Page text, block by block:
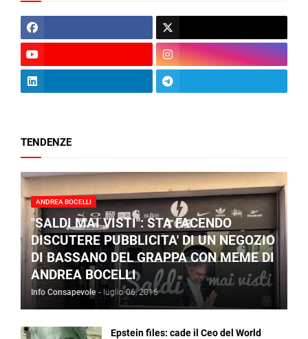
TENDENZE
ANDREA BOCELLI
"SALDI MAI VISTI": STA FACENDO
DISCUTERE PUBBLICITA' DI UN NEGOZIO
DI BASSANO DEL GRAPPA CON MEME DI
ANDREA BOCELLI
Info Consapevole - luglio 06, 2016
Epstein files: cade il Ceo del World